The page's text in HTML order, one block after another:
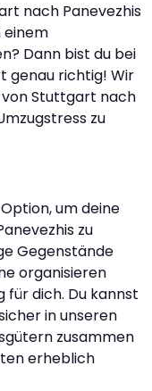
nach Panevezhis
einem
Dann bist du bei
genau richtig! Wir
Stuttgart nach
zu
um deine
zu
Gegenstände
organisieren
für dich. Du kannst
in unseren
zusammen
erheblich